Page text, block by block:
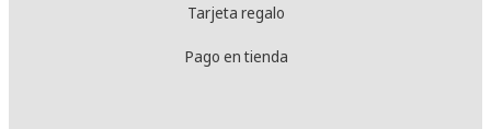
Tarjeta regalo
Pago en tienda